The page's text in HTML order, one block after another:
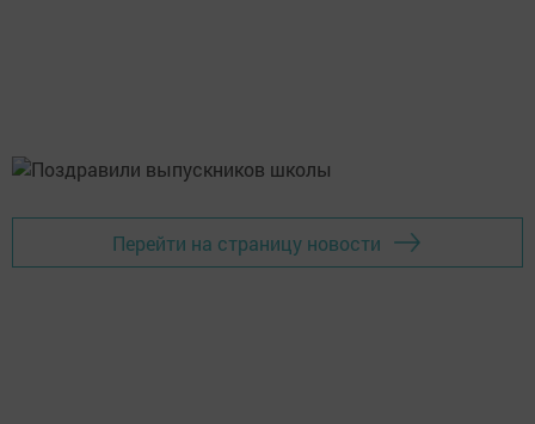
Перейти на страницу новости